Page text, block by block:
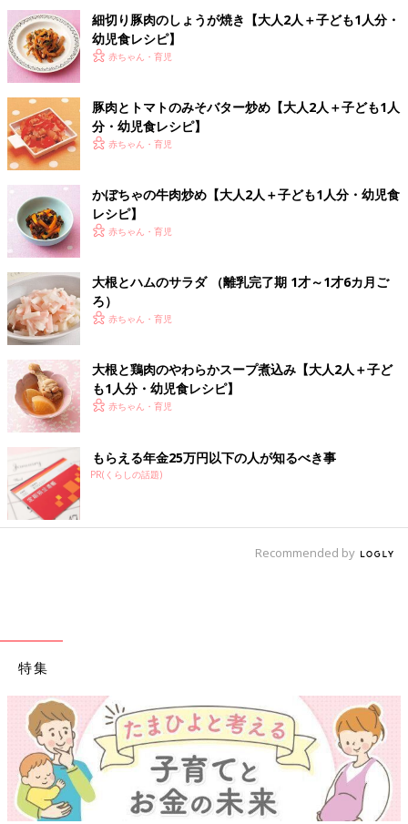
細切り豚肉のしょうが焼き【大人2人＋子ども1人分・
幼児食レシピ】
赤ちゃん・育児
豚肉とトマトのみそバター炒め【大人2人＋子ども1人
分・幼児食レシピ】
赤ちゃん・育児
かぼちゃの牛肉炒め【大人2人＋子ども1人分・幼児食
レシピ】
赤ちゃん・育児
大根とハムのサラダ （離乳完了期 1才～1才6カ月ご
ろ）
赤ちゃん・育児
大根と鶏肉のやわらかスープ煮込み【大人2人＋子ど
も1人分・幼児食レシピ】
赤ちゃん・育児
もらえる年金25万円以下の人が知るべき事
PR(くらしの話題)
Recommended by
特集